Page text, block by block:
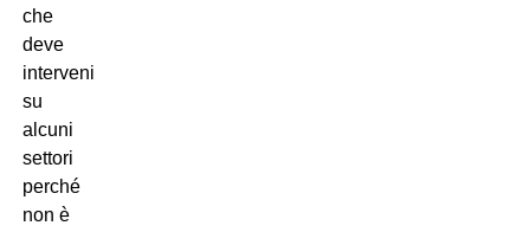
che
deve
intervenire
su
alcuni
settori
perché
non è